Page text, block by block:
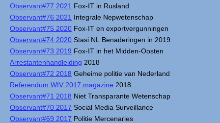
Observant#77 2021 Fox-IT in Rusland
Observant#76 2021 Integrale Nepwetenschap
Observant#75 2020 Fox-IT en exportvergunningen
Observant#74 2020 Stasi NL Benaderingen in 2019
Observant#73 2019 Fox-IT in het Midden-Oosten
Arrestantenhandleiding 2018
Observant#72 2018 Geheime politie van Nederland
Referendum WIV 2017 magazine 2018
Observant#71 2018 Niet Transparante Wetenschap
Observant#70 2017 Social Media Surveillance
Observant#69 2017 Politie Mercenaries